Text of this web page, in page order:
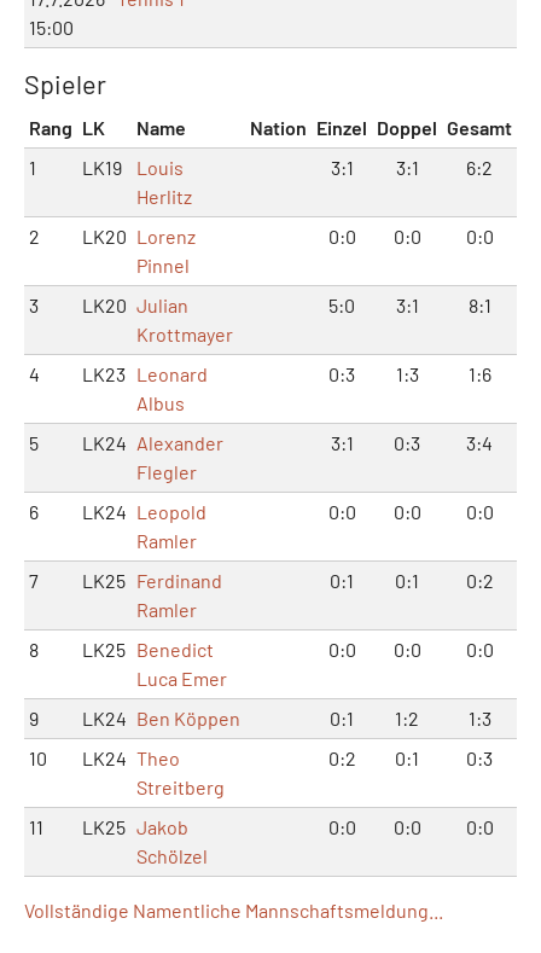
15:00
Spieler
Rang LK Name Nation Einzel Doppel Gesamt
1
LK19
Louis
Herlitz
3:1 3:1 6:2
2 LK20 Lorenz
Pinnel
0:0 0:0 0:0
3 LK20 Julian
Krottmayer
5:0 3:1 8:1
4 LK23 Leonard
Albus
0:3 1:3 1:6
5 LK24 Alexander
Flegler
3:1 0:3 3:4
6 LK24 Leopold
Ramler
0:0 0:0 0:0
7 LK25 Ferdinand
Ramler
0:1 0:1 0:2
8 LK25 Benedict
Luca Emer
0:0 0:0 0:0
9 LK24 Ben Köppen 0:1 1:2
1:3
10
LK24 Theo
Streitberg
0:2 0:1 0:3
11 LK25 Jakob
Schölzel
0:0 0:0 0:0
Vollständige Namentliche Mannschaftsmeldung...